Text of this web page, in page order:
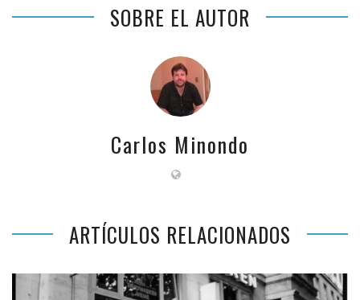
SOBRE EL AUTOR
Carlos Minondo
ARTÍCULOS RELACIONADOS